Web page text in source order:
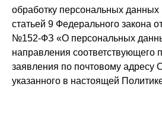
обработку персональных данных
статьей 9 Федерального закона
№152-ФЗ «О персональных
направления соответствующего
заявления по почтовому адресу
указанного в настоящей